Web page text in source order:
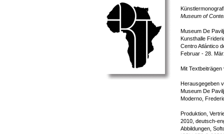
Museum of
Museum De
Kunsthalle
Centro Atlántico
Februar - 28.
Mit Textbeiträgen
Herausgegeben
Museum De
Moderno,
Produktion,
2010, deutsch-
Abbildungen,